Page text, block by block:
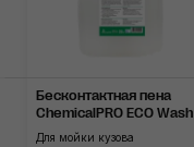
Бесконтактная пена
ChemicalPRO ECO Wash
Для мойки кузова